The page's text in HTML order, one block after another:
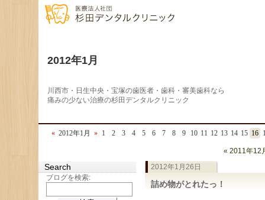
2012年1月
川西市・日生中央・宝塚の歯医者・歯科・審美歯科なら
痛みの少ない治療の杉田デンタルクリニック
« 2012年1月 » 1 2 3 4 5 6 7 8 9 10 11 12 13 14 15 16
2012年1月26日
詰め物がとれたっ！
« 2011年12
Search
ブログを検索: